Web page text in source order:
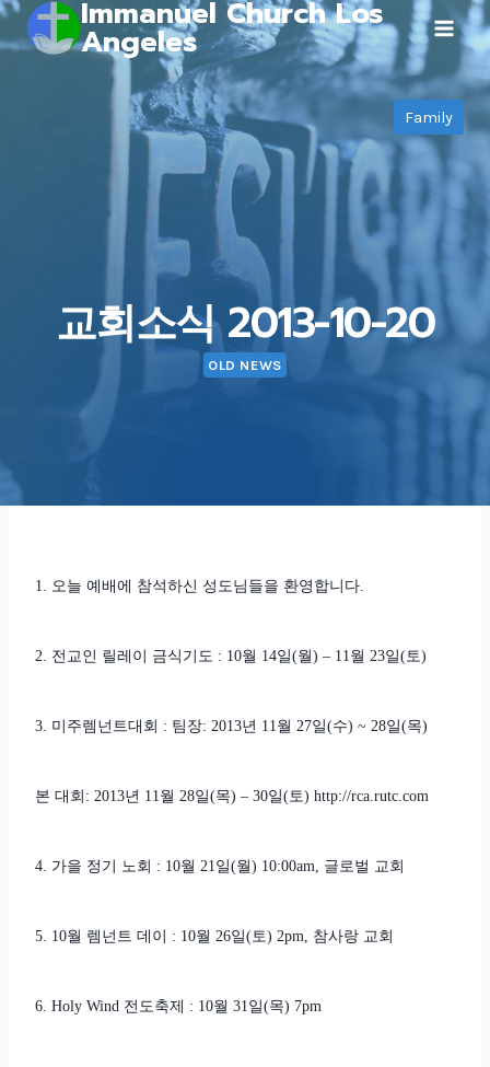
Skip
to
Immanuel Church Los
Angeles
Family
교회소식 2013-10-20
OLD NEWS
1. 오늘 예배에 참석하신 성도님들을 환영합니다.
2. 전교인 릴레이 금식기도 : 10월 14일(월) – 11월 23일(토)
3. 미주렘넌트대회 : 팀장: 2013년 11월 27일(수) ~ 28일(목)
본 대회: 2013년 11월 28일(목) – 30일(토) http://rca.rutc.com
4. 가을 정기 노회 : 10월 21일(월) 10:00am, 글로벌 교회
5. 10월 렘넌트 데이 : 10월 26일(토) 2pm, 참사랑 교회
6. Holy Wind 전도축제 : 10월 31일(목) 7pm